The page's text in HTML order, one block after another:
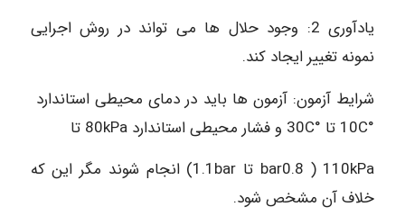
یادآوری 2: وجود حلال ها می تواند در روش اجرایی
نمونه تغییر ایجاد کند.
شرایط آزمون: آزمون ها باید در دمای محیطی استاندارد
°10C تا °30C و فشار محیطی استاندارد 80kPa تا
bar0.8 ) 110kPa تا 1.1bar) انجام شوند مگر این که
خلاف آن مشخص شود.